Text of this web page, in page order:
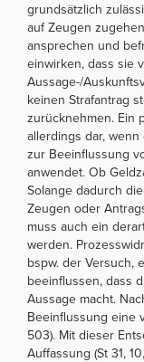
grundsätzlich
auf Zeugen
ansprechen und
einwirken, dass sie
Aussage-/
keinen Strafantrag
zurücknehmen. Ein
allerdings dar, wenn
zur Beeinflussung
anwendet. Ob
Solange dadurch
Zeugen oder
muss auch ein
werden.
bspw. der Versuch,
beeinflussen, dass
Aussage macht.
Beeinflussung eine
503). Mit dieser
Auffassung (St 31,